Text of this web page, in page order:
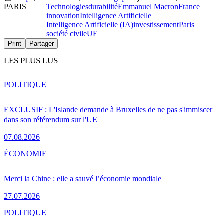
PARIS
TechnologiesdurabilitéEmmanuel MacronFrance
innovationIntelligence Artificielle
Intelligence Artificielle (IA)investissementParis
société civileUE
Print Partager
LES PLUS LUS
EXCLUSIF : L'Islande demande à Bruxelles de ne pas s'immiscer
dans son référendum sur l'UE
07.08.2026
POLITIQUE
Merci la Chine : elle a sauvé l’économie mondiale
27.07.2026
ÉCONOMIE
POLITIQUE